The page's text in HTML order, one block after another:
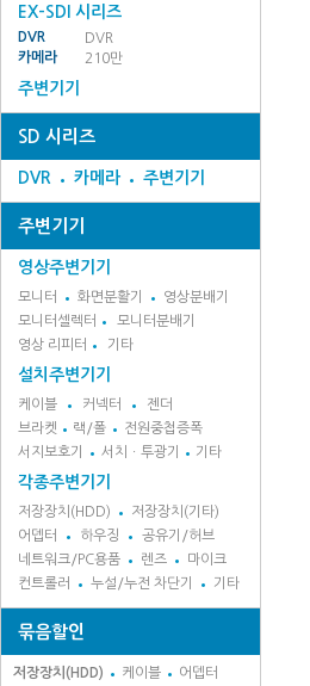
EX-SDI 시리즈
DVR
DVR
카메라
210만
주변기기
SD 시리즈
DVR 카메라 주변기기
주변기기
영상주변기기
모니터 화면분활기
영상분배기
모니터셀렉터
모니터분배기
영상 리피터
기타
설치주변기기
케이블 커넥터
젠더
브라켓
랙/폴
전원중첩증폭
서지보호기
서치ㆍ투광기 기타
각종주변기기
저장장치(HDD)
저장장치(기타)
어뎁터
하우징
공유기/허브
네트워크/PC용품
렌즈
마이크
컨트롤러
누설/누전 차단기 기타
묶음할인
저장장치(HDD) 케이블
어뎁터